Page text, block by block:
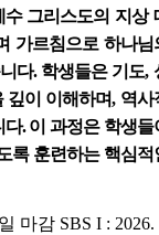
수 그리스도의 지상
가르침으로 하나님
다. 학생들은 기도,
깊이 이해하며, 역사
. 이 과정은 학생들
록 훈련하는 핵심적
마감 SBS I : 2026.